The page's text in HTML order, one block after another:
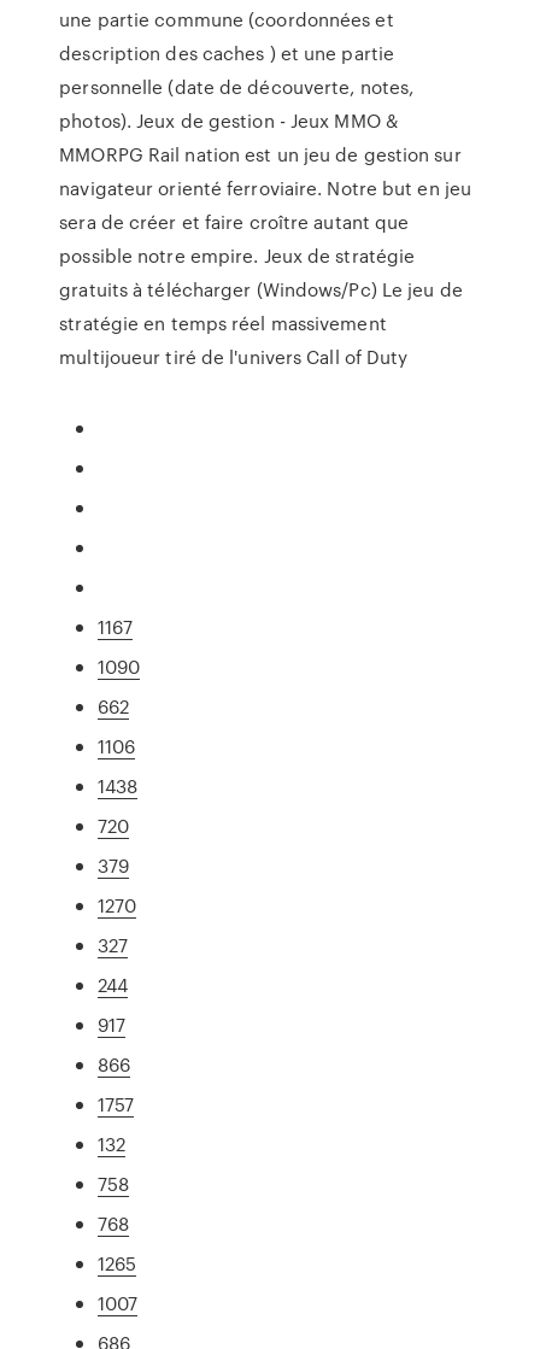
une partie commune (coordonnées et
description des caches ) et une partie
personnelle (date de découverte, notes,
photos). Jeux de gestion - Jeux MMO &
MMORPG Rail nation est un jeu de gestion sur
navigateur orienté ferroviaire. Notre but en jeu
sera de créer et faire croître autant que
possible notre empire. Jeux de stratégie
gratuits à télécharger (Windows/Pc) Le jeu de
stratégie en temps réel massivement
multijoueur tiré de l'univers Call of Duty
1167
1090
662
1106
1438
720
379
1270
327
244
917
866
1757
132
758
768
1265
1007
686